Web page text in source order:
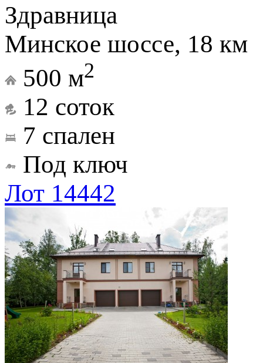
Здравница
Минское шоссе, 18 км
500 м2
12 соток
7 спален
Под ключ
Лот 14442